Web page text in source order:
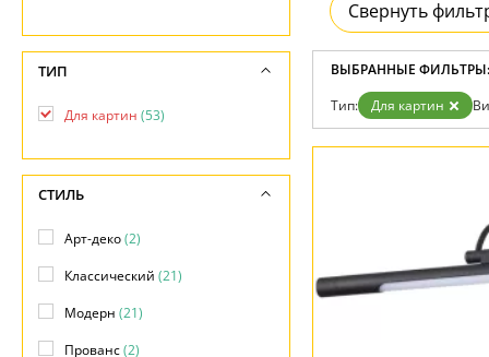
Установка
Дизайнерам
Контакты
Техно
Хай тек
Свернуть
ВЫБРАННЫЕ ФИЛЬТРЫ:
Тип: Для картин
ТИП
Для картин (53)
СТИЛЬ
Арт-деко(2)
Классический (21)
Модерн (21)
Прованс(2)